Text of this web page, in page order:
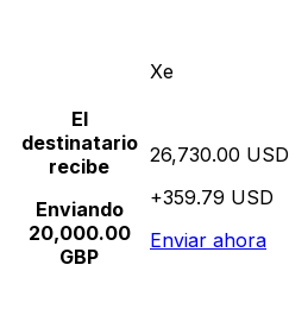
Xe
El
destinatario
recibe
Enviando
20,000.00
GBP
26,730.00 USD
+359.79 USD
Enviar ahora